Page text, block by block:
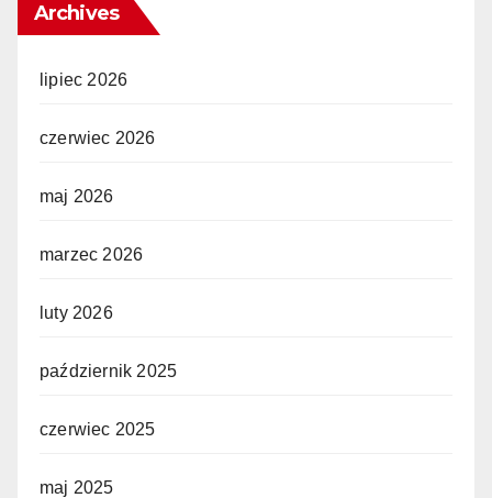
Archives
lipiec 2026
czerwiec 2026
maj 2026
marzec 2026
luty 2026
październik 2025
czerwiec 2025
maj 2025